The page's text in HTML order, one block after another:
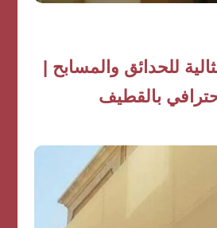
للحدائق والمسابح |
بالقطيف